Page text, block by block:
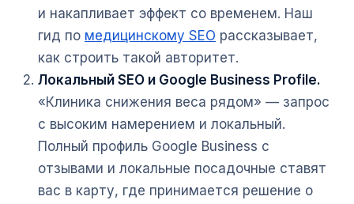
и накапливает эффект со временем. Наш
гид по медицинскому SEO рассказывает,
как строить такой авторитет.
Локальный SEO и Google Business Profile.
«Клиника снижения веса рядом» — запрос
с высоким намерением и локальный.
Полный профиль Google Business с
отзывами и локальные посадочные ставят
вас в карту, где принимается решение о